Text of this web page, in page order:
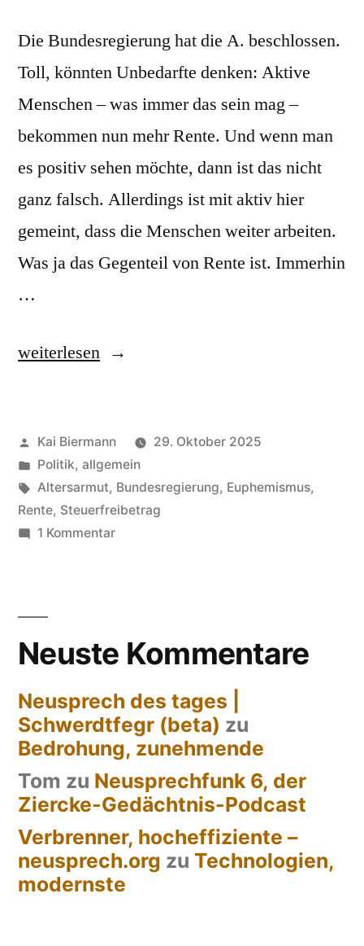
Die Bundesregierung hat die A. beschlossen.
Toll, könnten Unbedarfte denken: Aktive
Menschen – was immer das sein mag –
bekommen nun mehr Rente. Und wenn man
es positiv sehen möchte, dann ist das nicht
ganz falsch. Allerdings ist mit aktiv hier
gemeint, dass die Menschen weiter arbeiten.
Was ja das Gegenteil von Rente ist. Immerhin
…
„Aktivrente“
weiterlesen
Veröffentlicht
von
Kai Biermann
29. Oktober 2025
Veröffentlicht
in
Politik, allgemein
Schlagwörter:
Altersarmut, Bundesregierung, Euphemismus,
Rente, Steuerfreibetrag
1 Kommentarzu
Neuste Kommentare
Neusprech des tages |
Schwerdtfegr (beta) zu
Bedrohung, zunehmende
Tom zu Neusprechfunk 6, der
Ziercke-Gedächtnis-Podcast
Verbrenner, hocheffiziente –
neusprech.org zu Technologien,
modernste